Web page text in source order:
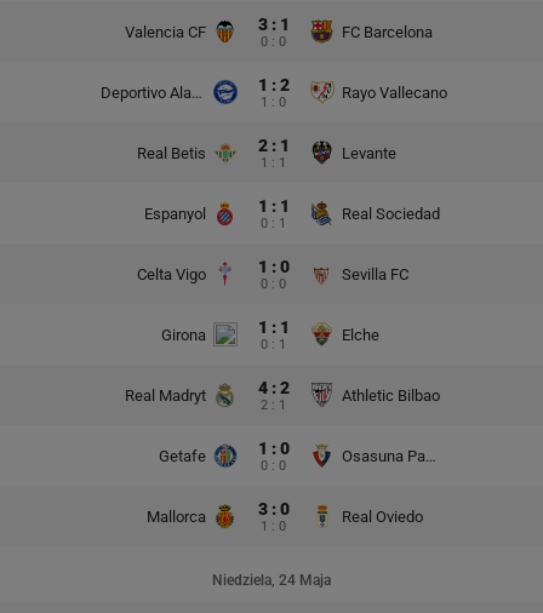
Valencia CF 3 : 1
0 : 0
FC Barcelona
Deportivo Alaves 1 : 2
1 : 0
Rayo Vallecano
Real Betis 2 : 1
1 : 1
Levante
Espanyol 1 : 1
0 : 1
Real Sociedad
Celta Vigo 1 : 0
0 : 0
Sevilla FC
Girona 1 : 1
0 : 1
Elche
Real Madryt 4 : 2
2 : 1
Athletic Bilbao
Getafe 1 : 0
0 : 0
Osasuna Pampeluna
Mallorca 3 : 0
1 : 0
Real Oviedo
Niedziela, 24 Maja